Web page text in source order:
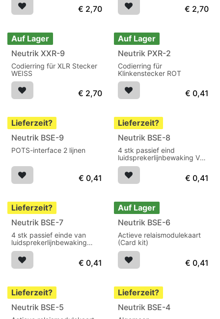
€ 2,70 € 2,70
Auf Lager
Neutrik XXR-9
Codierring für XLR Stecker
WEISS
€ 2,70
Auf Lager
Neutrik PXR-2
Codierring für
Klinkenstecker ROT
€ 0,41
Lieferzeit?
Neutrik BSE-9
POTS-interface 2 lijnen
€ 0,41
Lieferzeit?
Neutrik BSE-8
4 stk passief eind
luidsprekerlijnbewaking VA-
4300&VA-8150CV
€ 0,41
Lieferzeit?
Neutrik BSE-7
4 stk passief einde van
luidsprekerlijnbewaking
voor VA-8600
€ 0,41
Auf Lager
Neutrik BSE-6
Actieve relaismodulekaart
(Card kit)
€ 0,41
Lieferzeit?
Neutrik BSE-5
Lieferzeit?
Neutrik BSE-4